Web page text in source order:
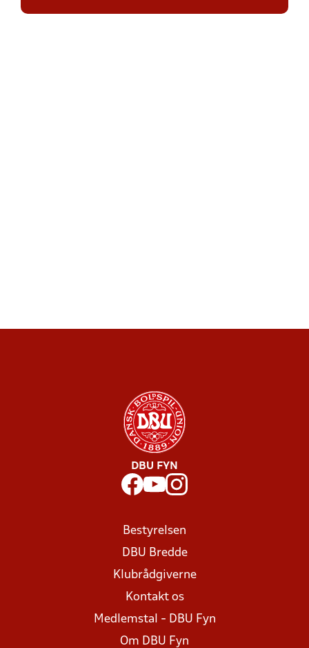
DBU FYN
Bestyrelsen
DBU Bredde
Klubrådgiverne
Kontakt os
Medlemstal - DBU Fyn
Om DBU Fyn